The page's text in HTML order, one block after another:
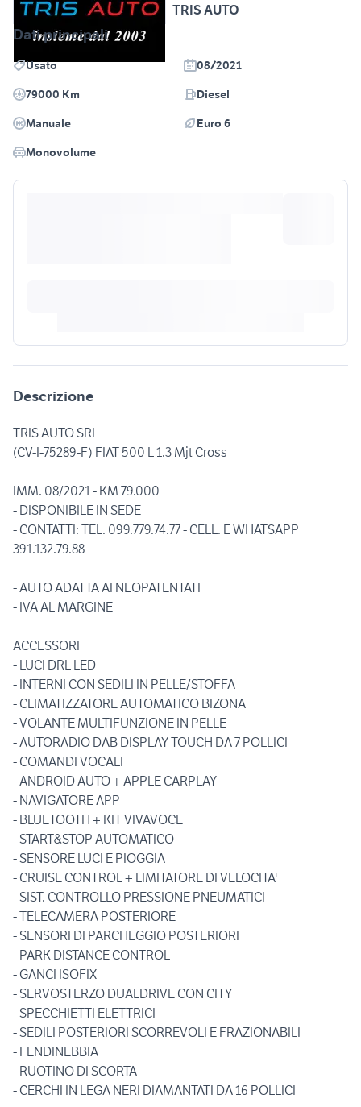
TRIS AUTO
Dati principali
Usato
08/2021
79000 Km
Diesel
Manuale
Euro 6
Monovolume
Descrizione
TRIS AUTO SRL
(CV-I-75289-F) FIAT 500 L 1.3 Mjt Cross
IMM. 08/2021 - KM 79.000
- DISPONIBILE IN SEDE
- CONTATTI: TEL. 099.779.74.77 - CELL. E WHATSAPP
391.132.79.88
- AUTO ADATTA AI NEOPATENTATI
- IVA AL MARGINE
ACCESSORI
- LUCI DRL LED
- INTERNI CON SEDILI IN PELLE/STOFFA
- CLIMATIZZATORE AUTOMATICO BIZONA
- VOLANTE MULTIFUNZIONE IN PELLE
- AUTORADIO DAB DISPLAY TOUCH DA 7 POLLICI
- COMANDI VOCALI
- ANDROID AUTO + APPLE CARPLAY
- NAVIGATORE APP
- BLUETOOTH + KIT VIVAVOCE
- START&STOP AUTOMATICO
- SENSORE LUCI E PIOGGIA
- CRUISE CONTROL + LIMITATORE DI VELOCITA'
- SIST. CONTROLLO PRESSIONE PNEUMATICI
- TELECAMERA POSTERIORE
- SENSORI DI PARCHEGGIO POSTERIORI
- PARK DISTANCE CONTROL
- GANCI ISOFIX
- SERVOSTERZO DUALDRIVE CON CITY
- SPECCHIETTI ELETTRICI
- SEDILI POSTERIORI SCORREVOLI E FRAZIONABILI
- FENDINEBBIA
- RUOTINO DI SCORTA
- CERCHI IN LEGA NERI DIAMANTATI DA 16 POLLICI